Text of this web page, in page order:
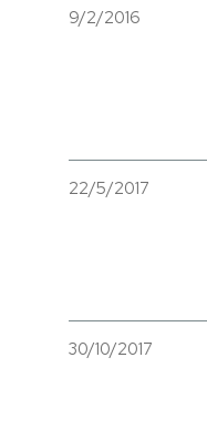
9/2/2016
22/5/2017
30/10/2017